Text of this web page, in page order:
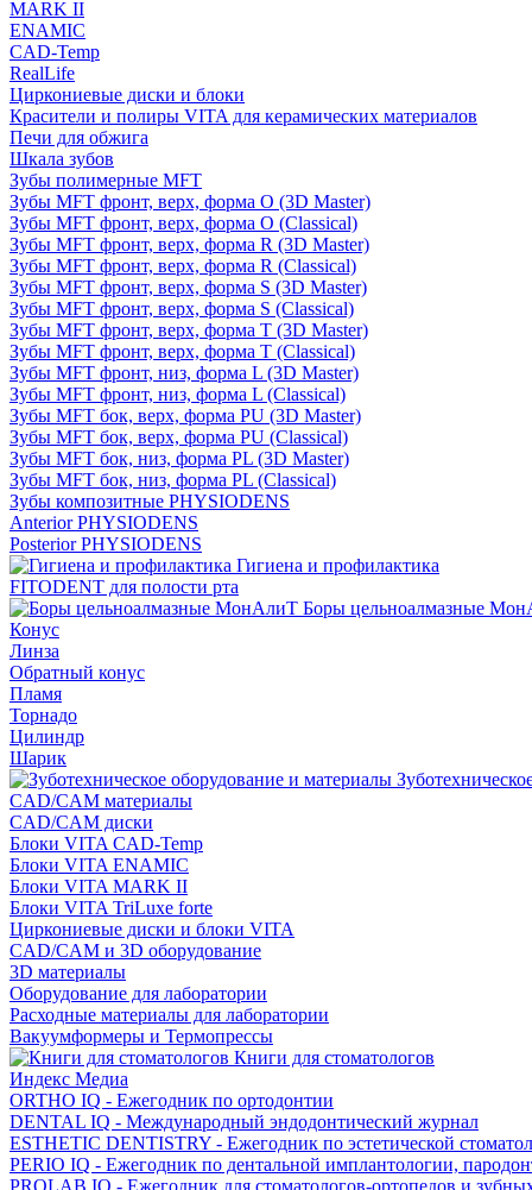
MARK II
ENAMIC
CAD-Temp
RealLife
Циркониевые диски и блоки
Красители и полиры VITA для керамических материалов
Печи для обжига
Шкала зубов
Зубы полимерные MFT
Зубы MFT фронт, верх, форма O (3D Master)
Зубы MFT фронт, верх, форма O (Classical)
Зубы MFT фронт, верх, форма R (3D Master)
Зубы MFT фронт, верх, форма R (Classical)
Зубы MFT фронт, верх, форма S (3D Master)
Зубы MFT фронт, верх, форма S (Classical)
Зубы MFT фронт, верх, форма T (3D Master)
Зубы MFT фронт, верх, форма T (Classical)
Зубы MFT фронт, низ, форма L (3D Master)
Зубы MFT фронт, низ, форма L (Classical)
Зубы MFT бок, верх, форма PU (3D Master)
Зубы MFT бок, верх, форма PU (Classical)
Зубы MFT бок, низ, форма PL (3D Master)
Зубы MFT бок, низ, форма PL (Classical)
Зубы композитные PHYSIODENS
Anterior PHYSIODENS
Posterior PHYSIODENS
Гигиена и профилактика
FITODENT для полости рта
Боры цельноалмазные
Конус
Линза
Обратный конус
Пламя
Торнадо
Цилиндр
Шарик
CAD/CAM материалы
CAD/CAM диски
Блоки VITA CAD-Temp
Блоки VITA ENAMIC
Блоки VITA MARK II
Блоки VITA TriLuxe forte
Циркониевые диски и блоки VITA
CAD/CAM и 3D оборудование
3D материалы
Оборудование для лаборатории
Расходные материалы для лаборатории
Вакуумформеры и Термопрессы
Книги для стоматологов
Индекс Медиа
ORTHO IQ - Ежегодник по ортодонтии
DENTAL IQ - Международный эндодонтический журнал
ESTHETIC DENTISTRY - Ежегодник по эстетической
PERIO IQ - Ежегодник по дентальной имплантологии,